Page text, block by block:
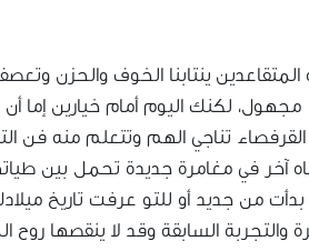
ينتابنا الخوف والحزن
لكنك اليوم أمام خيارين إما
تناجي الهم وتتعلم منه فن
آخر في مغامرة جديدة تحمل بين
بدأت من جديد أو للتو عرفت تاريخ
والتجربة السابقة وقد لا ينقصها روح